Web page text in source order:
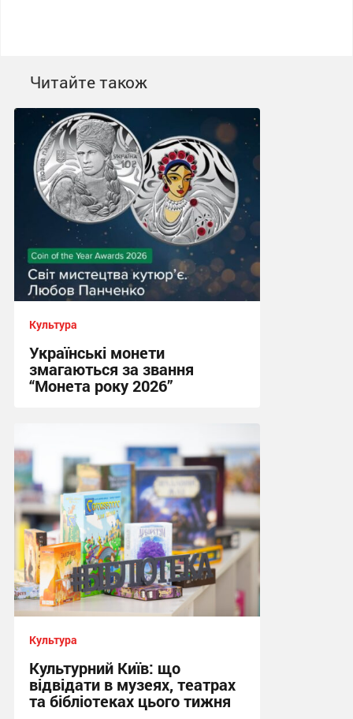
Читайте також
Культура
Українські монети
змагаються за звання
“Монета року 2026”
Культура
Культурний Київ: що
відвідати в музеях, театрах
та бібліотеках цього тижня